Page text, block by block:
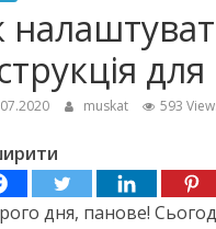
muskat 593
дня, панове!